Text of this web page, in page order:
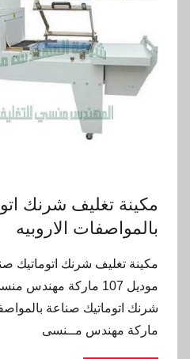
مكينة تغليف شرنك
بالمواصفات الاروبيه
مكينة تغليف شرنك اتوماتيك
موديل 107 ماركة
ماركة مهندس مــنسى